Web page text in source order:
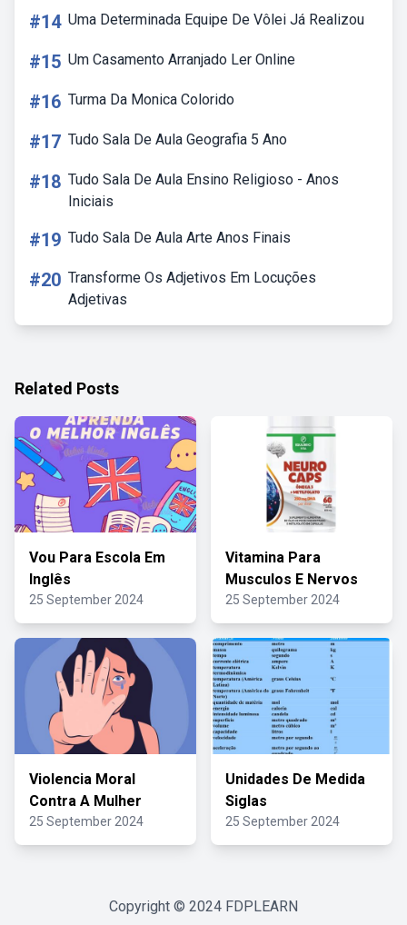
#14 Uma Determinada Equipe De Vôlei Já Realizou
#15 Um Casamento Arranjado Ler Online
#16 Turma Da Monica Colorido
#17 Tudo Sala De Aula Geografia 5 Ano
#18 Tudo Sala De Aula Ensino Religioso - Anos
Iniciais
#19 Tudo Sala De Aula Arte Anos Finais
#20 Transforme Os Adjetivos Em Locuções
Adjetivas
Related Posts
Vou Para Escola Em
Inglês
25 September 2024
Vitamina Para
Musculos E Nervos
25 September 2024
Violencia Moral
Contra A Mulher
25 September 2024
Unidades De Medida
Siglas
25 September 2024
Copyright © 2024 FDPLEARN